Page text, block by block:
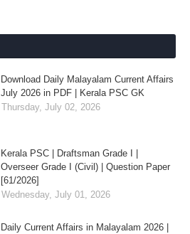
Download Daily Malayalam Current Affairs
July 2026 in PDF | Kerala PSC GK
Thursday, July 02, 2026
Kerala PSC | Draftsman Grade I |
Overseer Grade I (Civil) | Question Paper
[61/2026]
Wednesday, July 01, 2026
Daily Current Affairs in Malayalam 2026 |